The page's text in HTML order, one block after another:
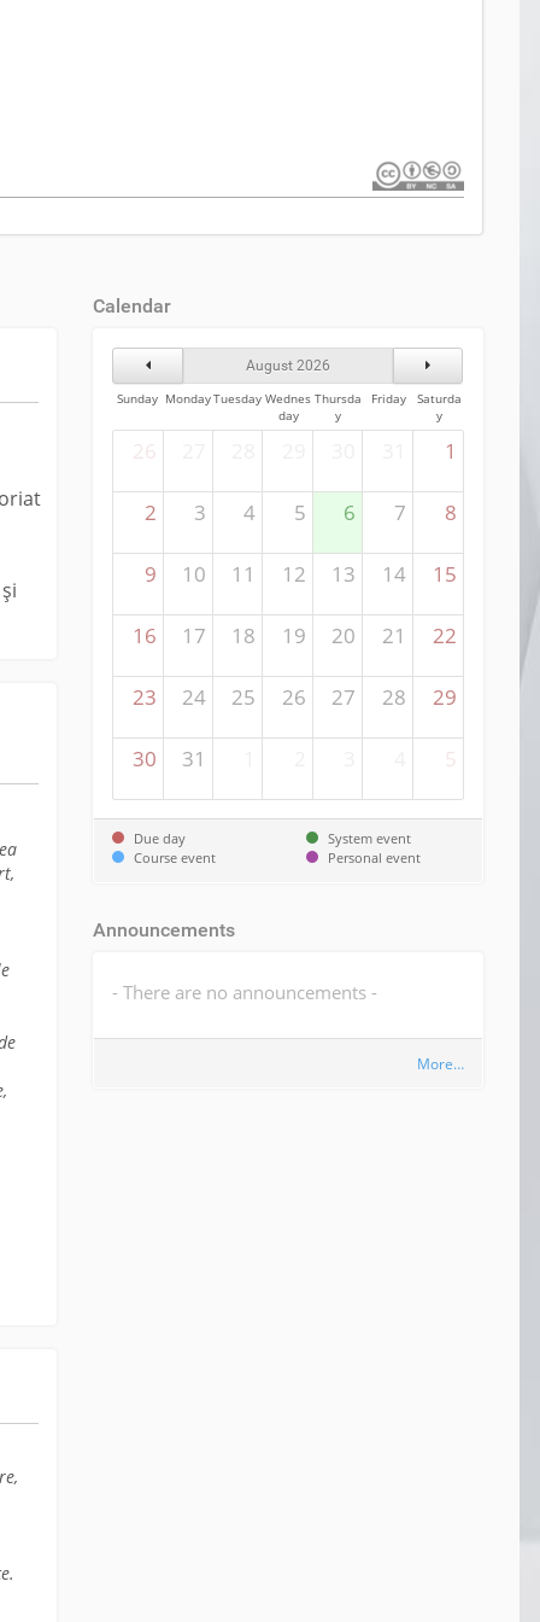
Calendar
Previous MonthAugust 2026
Next Month
Sunday MondayTuesday Wednes
day
Thursda
y
Friday
Saturda
y
26 1
2 3 4 5 6 7 8
9 10 11 12 13 14 15
16 17 18 19 20 21 22
23 24 25 26 27 28 29
30 31 5
Due day
Course event
System event
Personal event
Announcements
- There are no announcements -
More…